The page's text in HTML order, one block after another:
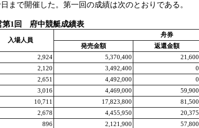
で開催した。第一回の成績は次のとおりである。
第1回 府中競艇成績表
入場人員
舟券
発売金額
返還金額
2,924 5,370,400 21,600
2,120 3,492,400 0
2,651 4,492,000 0
3,016 4,469,000 59,900
10,711 17,823,800 81,500
2,678 4,455,950 20,375
896 2,121,900 57,800